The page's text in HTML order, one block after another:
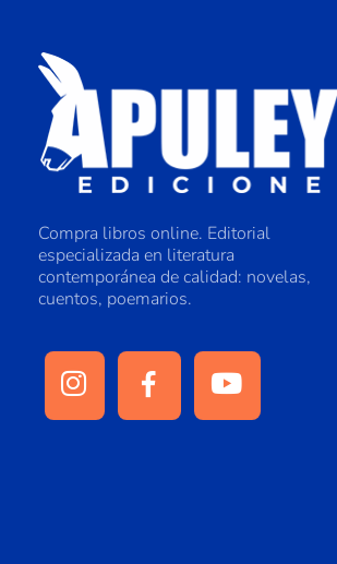
Compra libros online. Editorial
especializada en literatura
contemporánea de calidad: novelas,
cuentos, poemarios.